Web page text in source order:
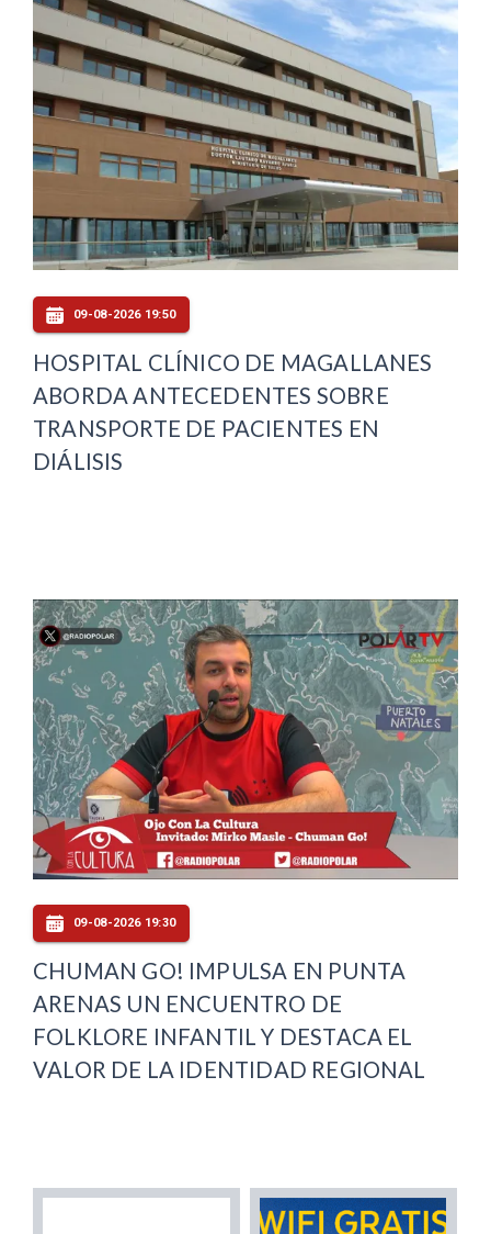
09-08-2026 19:50
HOSPITAL CLÍNICO DE MAGALLANES
ABORDA ANTECEDENTES SOBRE
TRANSPORTE DE PACIENTES EN
DIÁLISIS
09-08-2026 19:30
CHUMAN GO! IMPULSA EN PUNTA
ARENAS UN ENCUENTRO DE
FOLKLORE INFANTIL Y DESTACA EL
VALOR DE LA IDENTIDAD REGIONAL